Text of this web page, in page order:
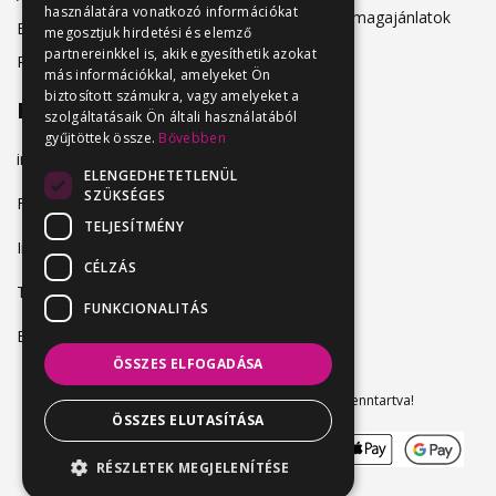
Belépés
Regisztráció
Hirdetési csomagajánlatok
Elérhetőség
info@vendeglatosmelok.hu
Facebook
Instagram
TikTok
Blog
Vendeglatosmelok.hu © 2024. Minden jog fenntartva!
használatára vonatkozó információkat
megosztjuk hirdetési és elemző
partnereinkkel is, akik egyesíthetik azokat
más információkkal, amelyeket Ön
biztosított számukra, vagy amelyeket a
szolgáltatásaik Ön általi használatából
gyűjtöttek össze. Bővebben
ELENGEDHETETLENÜL
SZÜKSÉGES
TELJESÍTMÉNY
CÉLZÁS
FUNKCIONALITÁS
ÖSSZES ELFOGADÁSA
ÖSSZES ELUTASÍTÁSA
RÉSZLETEK MEGJELENÍTÉSE